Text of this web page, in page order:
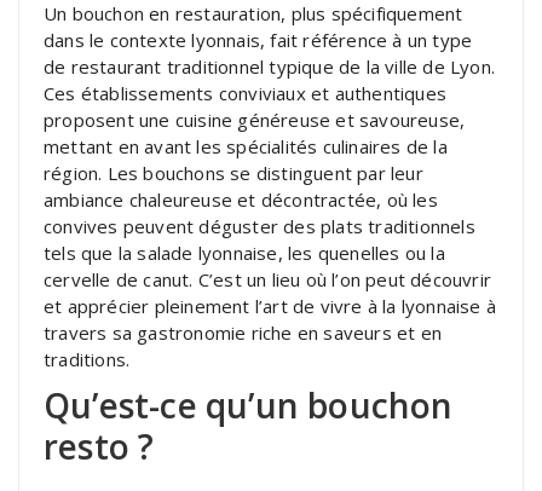
Un bouchon en restauration, plus spécifiquement
dans le contexte lyonnais, fait référence à un type
de restaurant traditionnel typique de la ville de Lyon.
Ces établissements conviviaux et authentiques
proposent une cuisine généreuse et savoureuse,
mettant en avant les spécialités culinaires de la
région. Les bouchons se distinguent par leur
ambiance chaleureuse et décontractée, où les
convives peuvent déguster des plats traditionnels
tels que la salade lyonnaise, les quenelles ou la
cervelle de canut. C’est un lieu où l’on peut découvrir
et apprécier pleinement l’art de vivre à la lyonnaise à
travers sa gastronomie riche en saveurs et en
traditions.
Qu’est-ce qu’un bouchon
resto ?